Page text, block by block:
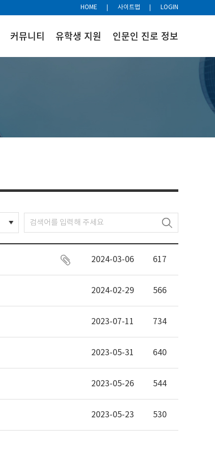
HOME 사이트맵 LOGIN
커뮤니티 유학생 지원 인문인 진로 정보
2024-03-06 617
2024-02-29 566
2023-07-11 734
2023-05-31 640
2023-05-26 544
2023-05-23 530